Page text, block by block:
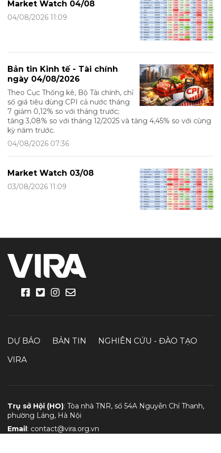
Market Watch 04/08
04/08/2026 11:09
Bản tin Kinh tế - Tài chính
ngày 04/08/2026
Theo Cục Thống kê, Bộ Tài chính, chỉ
số giá tiêu dùng CPI cả nước tháng
7 giảm 0,12% so với tháng trước;
tăng 3,08% so với tháng 12/2025 và tăng 4,45% so với cùng
kỳ năm trước.
04/08/2026 07:36
Market Watch 03/08
03/08/2026 11:09
DỰ BÁO BẢN TIN
NGHIÊN CỨU - ĐÀO TẠO
VIRA
Trụ sở Hội (HO): Tòa nhà TNR, số 54A Nguyễn Chí Thanh,
phường Láng, Hà Nội
Email: contact@vira.org.vn